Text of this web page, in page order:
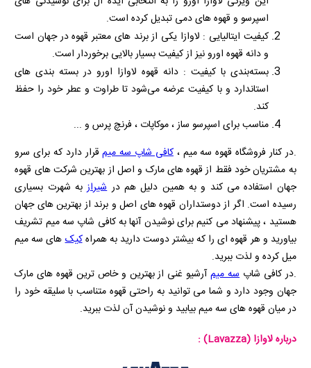
اسپرسو و قهوه های دمی تبدیل کرده است.
کیفیت ایتالیایی : لاوازا یکی از برند های معتبر قهوه در جهان است
و دانه قهوه اورو نیز از کیفیت بسیار بالایی برخوردار است.
بسته‌بندی با کیفیت : دانه قهوه لاوازا اورو در بسته‌ بندی‌ های
استاندارد و با کیفیت عرضه می‌شود تا طراوت و عطر خود را حفظ
کند.
مناسب برای اسپرسو ساز ، موکاپات ، فرنچ پرس و ...
.در کنار فروشگاه قهوه سه میم ،کافی شاپ سه میمقرار دارد که برای سرو
به مشتریان خود فقط از قهوه های مارک و اصل از بهترین شرکت های قهوه
جهان استفاده می کند و به همین دلیل هم درشیرازبه شهرت بسیاری
رسیده است. اگر از دوستداران قهوه های اصل و برند از بهترین های جهان
هستید ، پیشنهاد می کنیم برای نوشیدن آنها به کافی شاپ سه میم تشریف
بیاورید و هر قهوه ای را که بیشتر دوست دارید به همراهکیکهای سه میم
میل کرده و لذت ببرید.
.در کافی شاپسه میمآرشیو غنی از بهترین و خاص ترین قهوه های مارک
جهان وجود دارد و شما می توانید به راحتی قهوه متناسب با سلیقه خود را
در میان قهوه های سه میم بیابید و نوشیدن آن لذت ببرید.
درباره لاوازا(Lavazza)
: